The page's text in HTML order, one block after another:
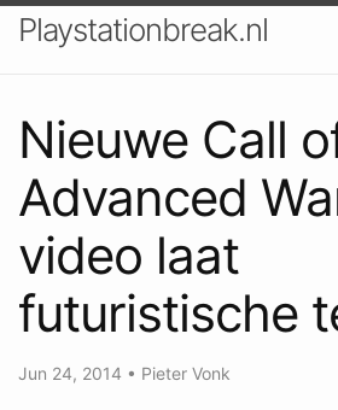
Playstationbreak.nl
Nieuwe Call
Advanced
video laat
futuristische
Jun 24, 2014 • Pieter Vonk